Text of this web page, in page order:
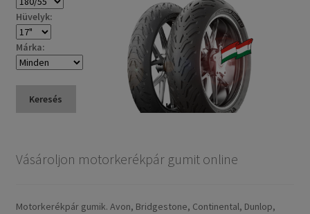
Hüvelyk:
Márka:
Keresés
Vásároljon motorkerékpár gumit online
Motorkerékpár gumik. Avon, Bridgestone, Continental, Dunlop,